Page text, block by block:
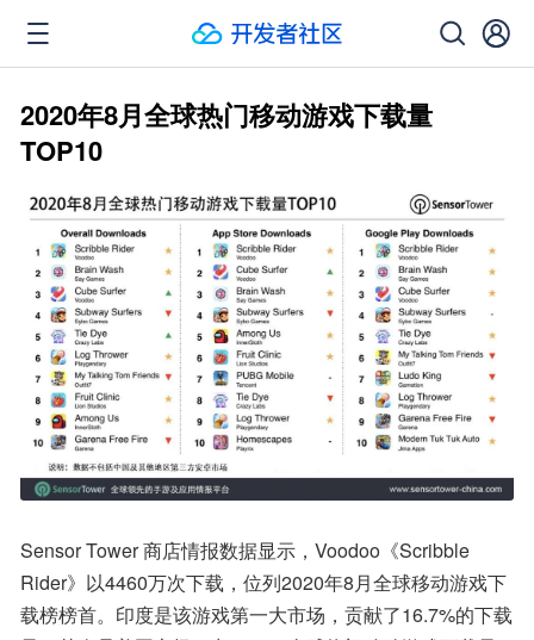
2020年8月全球热门移动游戏下载量
TOP10
Sensor Tower 商店情报数据显示，Voodoo《Scribble
Rider》以4460万次下载，位列2020年8月全球移动游戏下
载榜榜首。印度是该游戏第一大市场，贡献了16.7%的下载